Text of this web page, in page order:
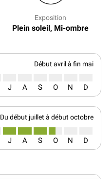
Exposition
Plein soleil, Mi-ombre
Début avril à fin mai
J A S O N D
Du début juillet à début octobre
J A S O N D